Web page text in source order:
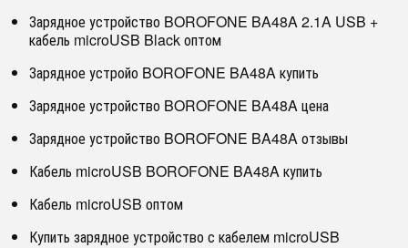
Зарядное устройство BOROFONE BA48A 2.1A USB +
кабель microUSB Black оптом
Зарядное устройо BOROFONE BA48A купить
Зарядное устройство BOROFONE BA48A цена
Зарядное устройство BOROFONE BA48A отзывы
Кабель microUSB BOROFONE BA48A купить
Кабель microUSB оптом
Купить зарядное устройство с кабелем microUSB